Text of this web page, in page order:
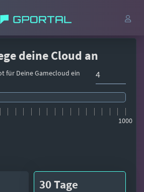
deine Cloud an
für Deine Gamecloud ein
1000
30 Tage